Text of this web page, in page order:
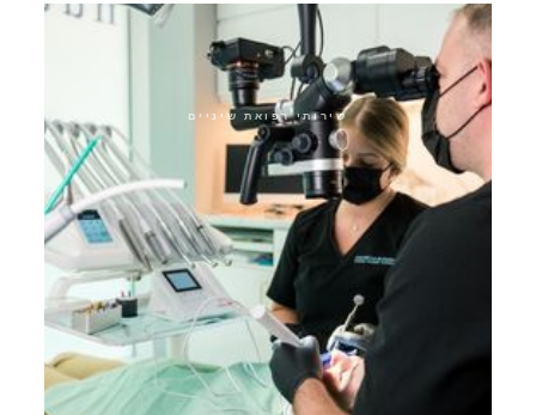
שירותי רפואת שיניים